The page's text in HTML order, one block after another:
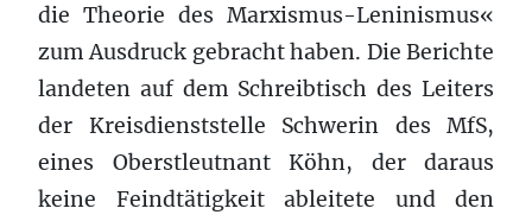
die Theorie des Marxismus-Leninismus«
zum Ausdruck gebracht haben. Die Berichte
landeten auf dem Schreibtisch des Leiters
der Kreisdienststelle Schwerin des MfS,
eines Oberstleutnant Köhn, der daraus
keine Feindtätigkeit ableitete und den